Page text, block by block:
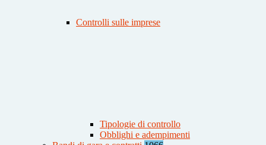
Controlli sulle imprese
Tipologie di controllo
Obblighi e adempimenti